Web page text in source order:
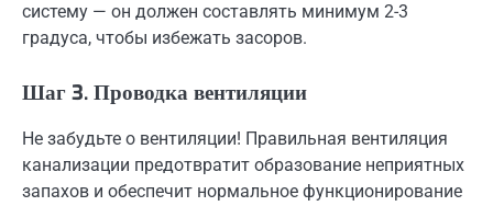
систему — он должен составлять минимум 2-3
градуса, чтобы избежать засоров.
Шаг 3. Проводка вентиляции
Не забудьте о вентиляции! Правильная вентиляция
канализации предотвратит образование неприятных
запахов и обеспечит нормальное функционирование